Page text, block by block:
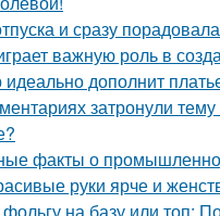
и сразу
важную роль в
дополнит
затронули
факты о
руки ярче и